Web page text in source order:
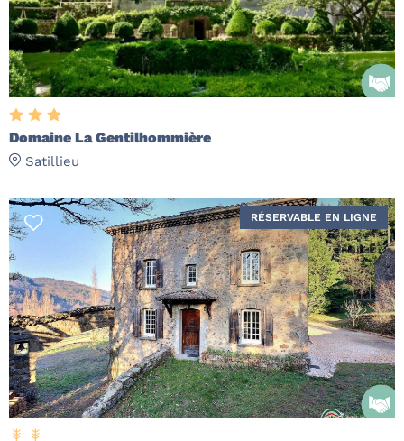
Domaine La Gentilhommière
Satillieu
RÉSERVABLE EN LIGNE